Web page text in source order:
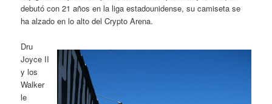
debutó con 21 años en la liga estadounidense, su camiseta se
ha alzado en lo alto del Crypto Arena.
Dru
Joyce II
y los
Walker
le